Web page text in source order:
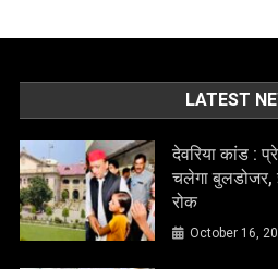
LATEST
देवरिया कांड :
चलेगा बुलडोजर,
रोक
October 16,